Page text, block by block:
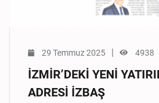
29 Temmuz 2025 4938
İZMİR’DEKİ YENİ
ADRESİ İZBAŞ